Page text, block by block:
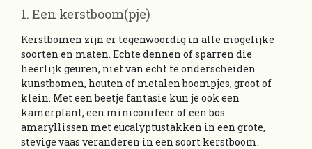
1. Een kerstboom(pje)
Kerstbomen zijn er tegenwoordig in alle mogelijke
soorten en maten. Echte dennen of sparren die
heerlijk geuren, niet van echt te onderscheiden
kunstbomen, houten of metalen boompjes, groot of
klein. Met een beetje fantasie kun je ook een
kamerplant, een miniconifeer of een bos
amaryllissen met eucalyptustakken in een grote,
stevige vaas veranderen in een soort kerstboom.